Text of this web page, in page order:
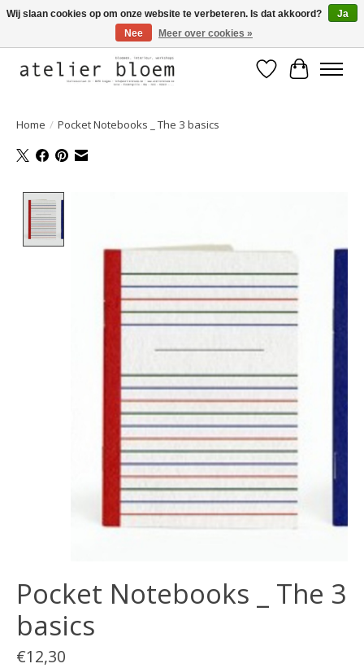
Welkom bij Atelier Bloem
Verlanglijst
Home / Pocket Notebooks _ The 3 basics
Pocket Notebooks _ The 3
basics
€12,30
Wij slaan cookies op om onze website te verbeteren. Is dat akkoord?
Ja
Nee
Meer over cookies »